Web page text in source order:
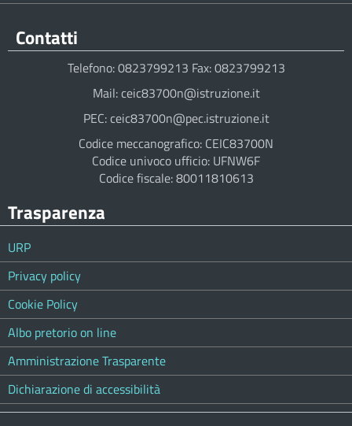
Contatti
Telefono: 0823799213 Fax: 0823799213
Mail: ceic83700n@istruzione.it
PEC: ceic83700n@pec.istruzione.it
Codice meccanografico: CEIC83700N
Codice univoco ufficio: UFNW6F
Codice fiscale: 80011810613
Trasparenza
URP
Privacy policy
Cookie Policy
Albo pretorio on line
Amministrazione Trasparente
Dichiarazione di accessibilità